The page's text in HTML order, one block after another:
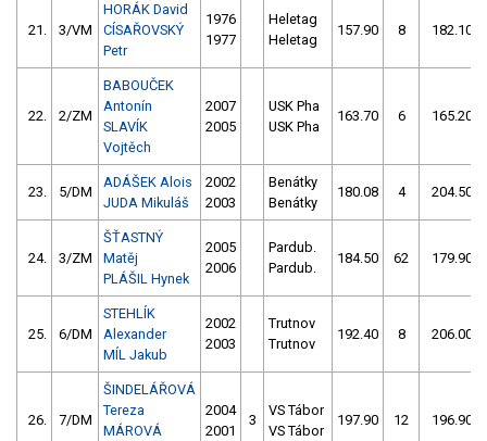
21. 3/VM
HORÁK David
CÍSAŘOVSKÝ
Petr
1976
1977
Heletag
Heletag
157.90 8 182.10
22. 2/ZM
BABOUČEK
Antonín
SLAVÍK
Vojtěch
2007
2005
USK Pha
USK Pha
163.70 6 165.20
23. 5/DM
ADÁŠEK Alois
JUDA Mikuláš
2002
2003
Benátky
Benátky
180.08 4 204.50
24. 3/ZM
ŠŤASTNÝ
Matěj
PLÁŠIL Hynek
2005
2006
Pardub.
Pardub.
184.50 62 179.90
25. 6/DM
STEHLÍK
Alexander
MÍL Jakub
2002
2003
Trutnov
Trutnov
192.40 8 206.00
26. 7/DM
ŠINDELÁŘOVÁ
Tereza
MÁROVÁ
2004
2001
3
VS Tábor
VS Tábor
197.90 12 196.90